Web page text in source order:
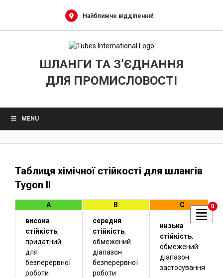
Найближче відділення!
ШЛАНГИ ТА З’ЄДНАННЯ
ДЛЯ ПРОМИСЛОВОСТІ
MENU
Таблиця хімічної стійкості для шлангів
Tygon II
A B
C
висока
стійкість,
придатний
для
безперервної
роботи
середня
стійкість,
обмежений
діапазон
безперервної
роботи
низька
стійкість,
обмежений
діапазон
застосування
0